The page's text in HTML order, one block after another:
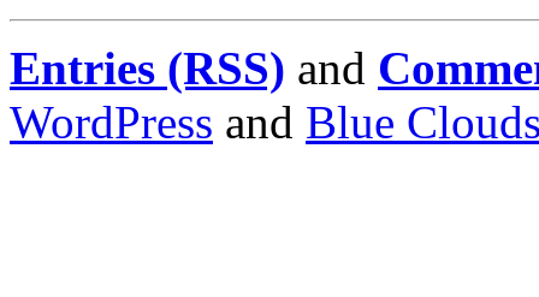
Entries (RSS) and
WordPress and Blue